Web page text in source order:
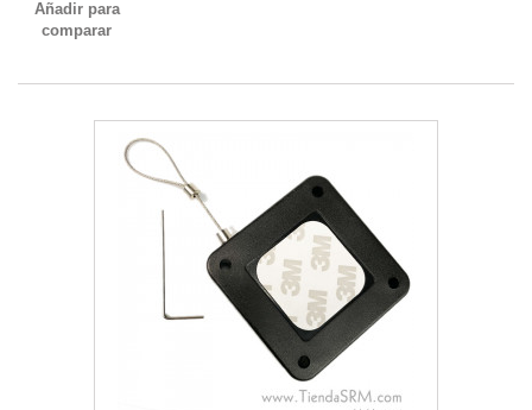
Añadir para
comparar